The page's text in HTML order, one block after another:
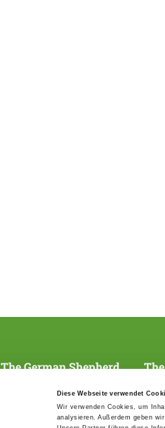
Diese Webseite verwendet
Wir verwenden Cookies, um
analysieren. Außerdem geben
The German Shepherd
Breeding and upbringing
Helper and saviour
SV
Youth